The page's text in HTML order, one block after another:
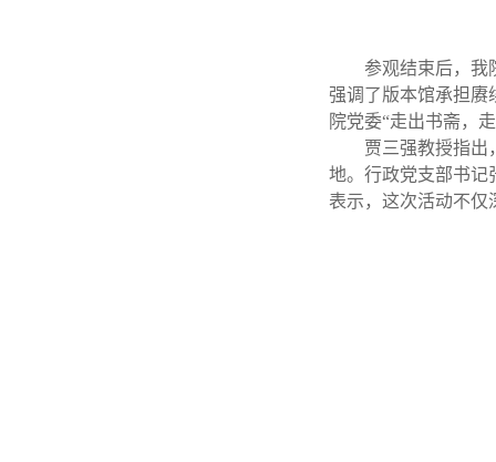
参观结束后，我
强调了版本馆承担赓
院党委“走出书斋，
贾三强教授指出
地。行政党支部书记
表示，这次活动不仅